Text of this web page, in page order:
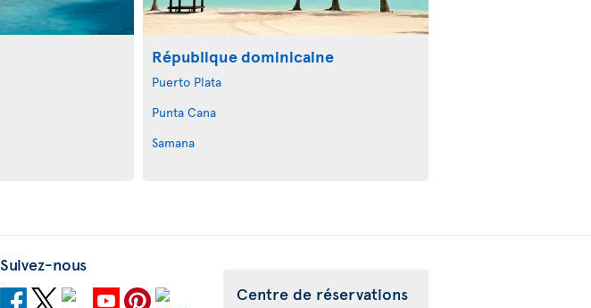
République dominicaine
Puerto Plata
Punta Cana
Samana
Suivez-nous
Centre de réservations